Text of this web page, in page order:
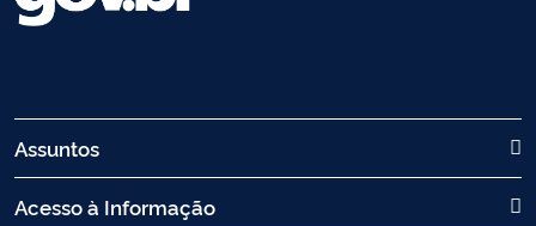
Assuntos
Acesso à Informação